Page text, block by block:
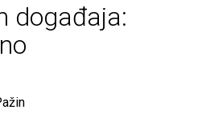
događaja: